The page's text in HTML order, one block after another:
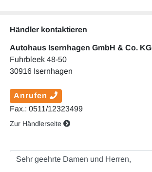
Händler kontaktieren
Autohaus Isernhagen GmbH & Co. KG
Fuhrbleek 48-50
30916 Isernhagen
Anrufen
Fax.: 0511/12323499
Zur Händlerseite